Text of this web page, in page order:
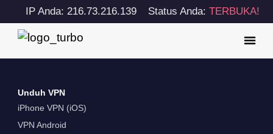
IP Anda: 216.73.216.139 Status Anda: TERBUKA!
Unduh VPN
iPhone VPN (iOS)
VPN Android